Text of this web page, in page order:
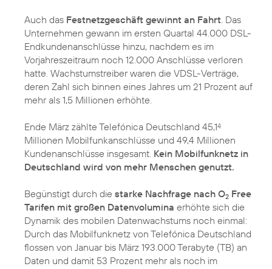
Auch das Festnetzgeschäft gewinnt an Fahrt. Das
Unternehmen gewann im ersten Quartal 44.000 DSL-
Endkundenanschlüsse hinzu, nachdem es im
Vorjahreszeitraum noch 12.000 Anschlüsse verloren
hatte. Wachstumstreiber waren die VDSL-Verträge,
deren Zahl sich binnen eines Jahres um 21 Prozent auf
mehr als 1,5 Millionen erhöhte.
Ende März zählte Telefónica Deutschland 45,14
Millionen Mobilfunkanschlüsse und 49,4 Millionen
Kundenanschlüsse insgesamt. Kein Mobilfunknetz in
Deutschland wird von mehr Menschen genutzt.
Begünstigt durch die starke Nachfrage nach O2 Free
Tarifen mit großen Datenvolumina erhöhte sich die
Dynamik des mobilen Datenwachstums noch einmal:
Durch das Mobilfunknetz von Telefónica Deutschland
flossen von Januar bis März 193.000 Terabyte (TB) an
Daten und damit 53 Prozent mehr als noch im